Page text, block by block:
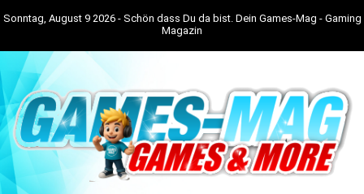
Sonntag, August 9 2026 - Schön dass Du da bist. Dein Games-Mag - Gaming
Magazin